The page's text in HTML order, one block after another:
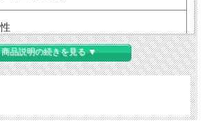
・鉢植え（室内不可）
品説明の続きを見る ▼